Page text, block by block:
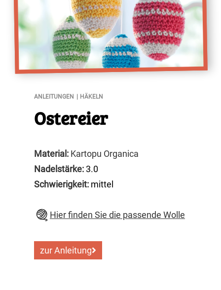
Ostereier
ANLEITUNGEN HÄKELN
Ostereier
Material: Kartopu Organica
Nadelstärke: 3.0
Schwierigkeit: mittel
Hier finden Sie die passende Wolle
zur Anleitung